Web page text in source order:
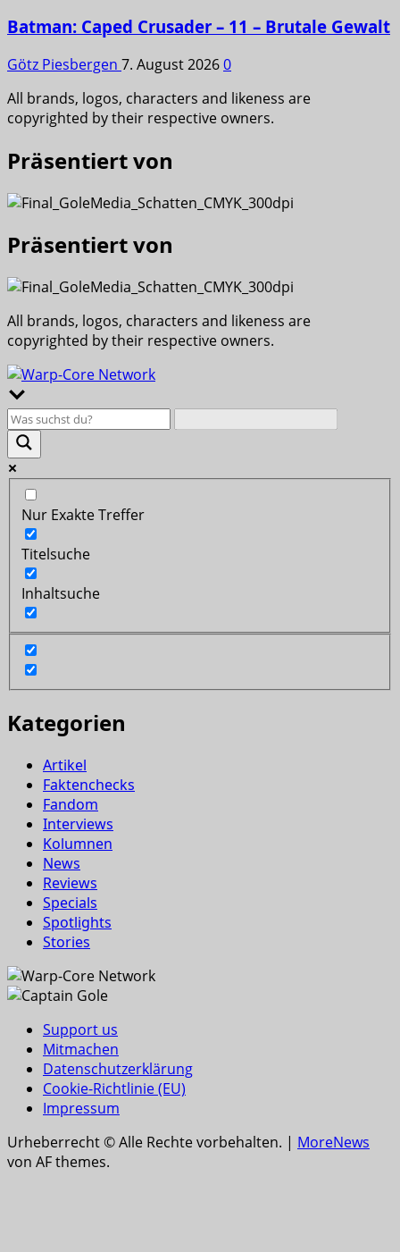
Batman: Caped Crusader – 11 – Brutale Gewalt
Götz Piesbergen 7. August 20260
All brands, logos, characters and likeness are
copyrighted by their respective owners.
Präsentiert von
Präsentiert von
All brands, logos, characters and likeness are
copyrighted by their respective owners.
Nur Exakte Treffer
Titelsuche
Inhaltsuche
Kategorien
Artikel
Faktenchecks
Fandom
Interviews
Kolumnen
News
Reviews
Specials
Spotlights
Stories
Support us
Mitmachen
Datenschutzerklärung
Cookie-Richtlinie (EU)
Impressum
Urheberrecht © Alle Rechte vorbehalten. | MoreNews
von AF themes.